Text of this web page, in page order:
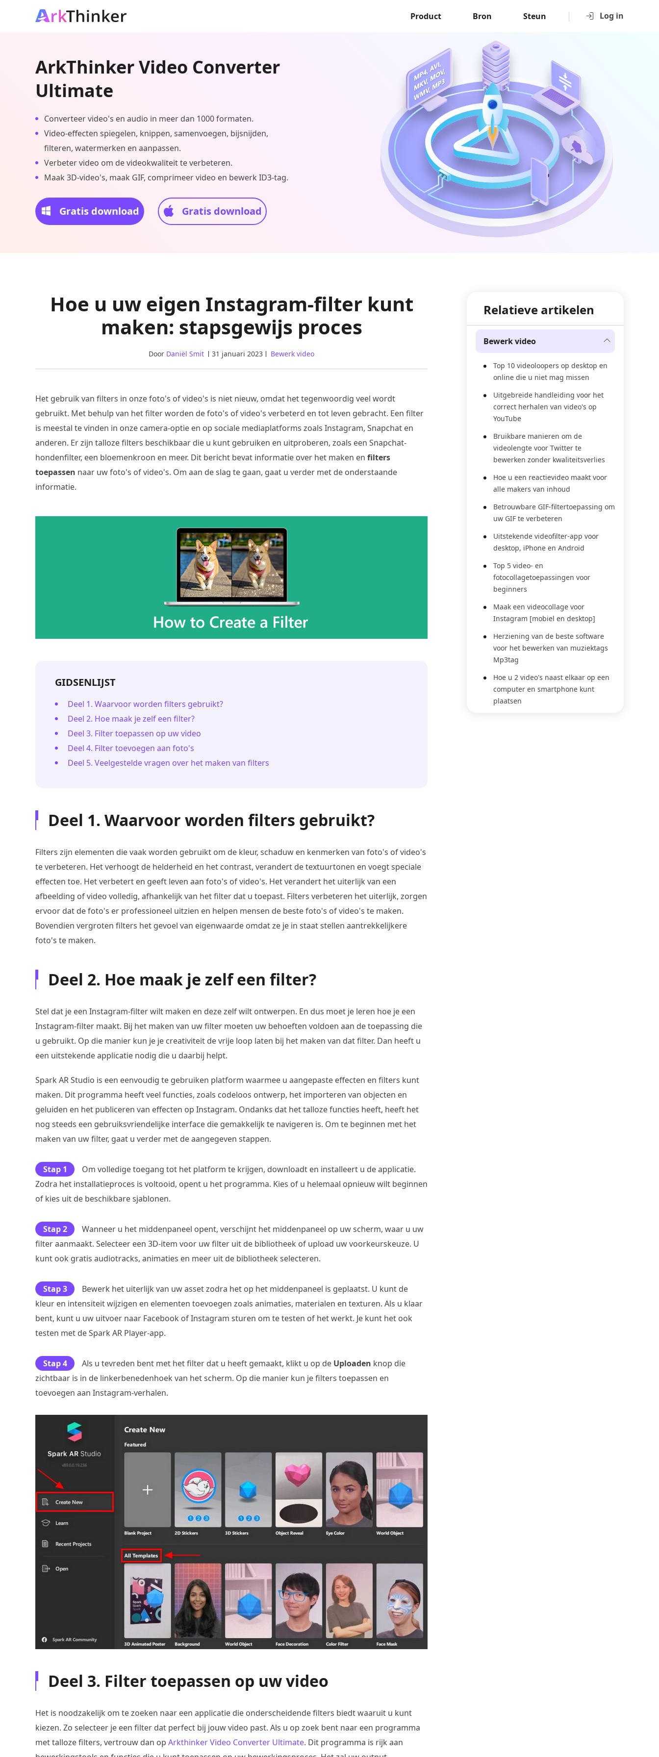
Log in
Product Bron Steun
ArkThinker Video Converter
Ultimate
Converteer video's en audio in meer dan 1000 formaten.
Video-effecten spiegelen, knippen, samenvoegen, bijsnijden,
filteren, watermerken en aanpassen.
Verbeter video om de videokwaliteit te verbeteren.
Maak 3D-video's, maak GIF, comprimeer video en bewerk ID3-tag.
Gratis download Gratis download
Hoe u uw eigen Instagram-filter kunt
maken: stapsgewijs proces
Door Daniël Smit 31 januari 2023 Bewerk video
Het gebruik van filters in onze foto's of video's is niet nieuw, omdat het tegenwoordig veel wordt
gebruikt. Met behulp van het filter worden de foto's of video's verbeterd en tot leven gebracht. Een filter
is meestal te vinden in onze camera-optie en op sociale mediaplatforms zoals Instagram, Snapchat en
anderen. Er zijn talloze filters beschikbaar die u kunt gebruiken en uitproberen, zoals een Snapchat-
hondenfilter, een bloemenkroon en meer. Dit bericht bevat informatie over het maken en filters
toepassen naar uw foto's of video's. Om aan de slag te gaan, gaat u verder met de onderstaande
informatie.
GIDSENLIJST
Deel 1. Waarvoor worden filters gebruikt?
Deel 2. Hoe maak je zelf een filter?
Deel 3. Filter toepassen op uw video
Deel 4. Filter toevoegen aan foto's
Deel 5. Veelgestelde vragen over het maken van filters
Deel 1. Waarvoor worden filters gebruikt?
Filters zijn elementen die vaak worden gebruikt om de kleur, schaduw en kenmerken van foto's of video's
te verbeteren. Het verhoogt de helderheid en het contrast, verandert de textuurtonen en voegt speciale
effecten toe. Het verbetert en geeft leven aan foto's of video's. Het verandert het uiterlijk van een
afbeelding of video volledig, afhankelijk van het filter dat u toepast. Filters verbeteren het uiterlijk, zorgen
ervoor dat de foto's er professioneel uitzien en helpen mensen de beste foto's of video's te maken.
Bovendien vergroten filters het gevoel van eigenwaarde omdat ze je in staat stellen aantrekkelijkere
foto's te maken.
Deel 2. Hoe maak je zelf een filter?
Stel dat je een Instagram-filter wilt maken en deze zelf wilt ontwerpen. En dus moet je leren hoe je een
Instagram-filter maakt. Bij het maken van uw filter moeten uw behoeften voldoen aan de toepassing die
u gebruikt. Op die manier kun je je creativiteit de vrije loop laten bij het maken van dat filter. Dan heeft u
een uitstekende applicatie nodig die u daarbij helpt.
Spark AR Studio is een eenvoudig te gebruiken platform waarmee u aangepaste effecten en filters kunt
maken. Dit programma heeft veel functies, zoals codeloos ontwerp, het importeren van objecten en
geluiden en het publiceren van effecten op Instagram. Ondanks dat het talloze functies heeft, heeft het
nog steeds een gebruiksvriendelijke interface die gemakkelijk te navigeren is. Om te beginnen met het
maken van uw filter, gaat u verder met de aangegeven stappen.
Stap 1
Om volledige toegang tot het platform te krijgen, downloadt en installeert u de applicatie.
Zodra het installatieproces is voltooid, opent u het programma. Kies of u helemaal opnieuw wilt beginnen
of kies uit de beschikbare sjablonen.
Stap 2
Wanneer u het middenpaneel opent, verschijnt het middenpaneel op uw scherm, waar u uw
filter aanmaakt. Selecteer een 3D-item voor uw filter uit de bibliotheek of upload uw voorkeurskeuze. U
kunt ook gratis audiotracks, animaties en meer uit de bibliotheek selecteren.
Stap 3
Bewerk het uiterlijk van uw asset zodra het op het middenpaneel is geplaatst. U kunt de
kleur en intensiteit wijzigen en elementen toevoegen zoals animaties, materialen en texturen. Als u klaar
bent, kunt u uw uitvoer naar Facebook of Instagram sturen om te testen of het werkt. Je kunt het ook
testen met de Spark AR Player-app.
Stap 4 Als u tevreden bent met het filter dat u heeft gemaakt, klikt u op de Uploaden knop die
zichtbaar is in de linkerbenedenhoek van het scherm. Op die manier kun je filters toepassen en
toevoegen aan Instagram-verhalen.
Deel 3. Filter toepassen op uw video
Het is noodzakelijk om te zoeken naar een applicatie die onderscheidende filters biedt waaruit u kunt
kiezen. Zo selecteer je een filter dat perfect bij jouw video past. Als u op zoek bent naar een programma
met talloze filters, vertrouw dan op Arkthinker Video Converter Ultimate. Dit programma is rijk aan
Relatieve artikelen
Bewerk video
Top 10 videoloopers op desktop en
online die u niet mag missen
Uitgebreide handleiding voor het
correct herhalen van video's op
YouTube
Bruikbare manieren om de
videolengte voor Twitter te
bewerken zonder kwaliteitsverlies
Hoe u een reactievideo maakt voor
alle makers van inhoud
Betrouwbare GIF-filtertoepassing om
uw GIF te verbeteren
Uitstekende videofilter-app voor
desktop, iPhone en Android
Top 5 video- en
fotocollagetoepassingen voor
beginners
Maak een videocollage voor
Instagram [mobiel en desktop]
Herziening van de beste software
voor het bewerken van muziektags
Mp3tag
Hoe u 2 video's naast elkaar op een
computer en smartphone kunt
plaatsen